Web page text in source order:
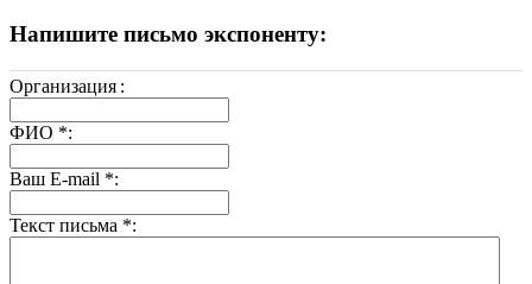
Напишите письмо экспоненту:
Организация :
ФИО *:
Ваш E-mail *:
Текст письма *: